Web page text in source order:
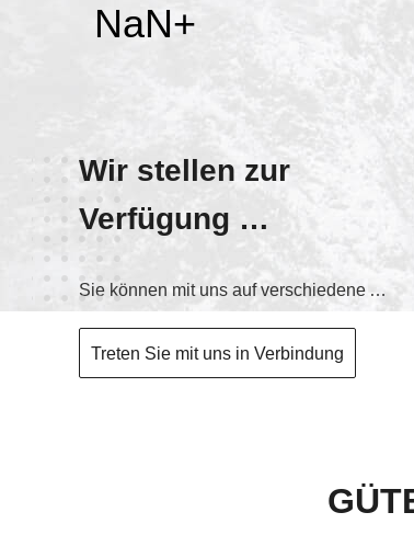
NaN+
Wir stellen zur
Verfügung
DER BESTE
SERVICE!
Sie können mit uns auf verschiedene Arten in Verbindung treten
Treten Sie mit uns in Verbindung
Wechat
lotuslu622